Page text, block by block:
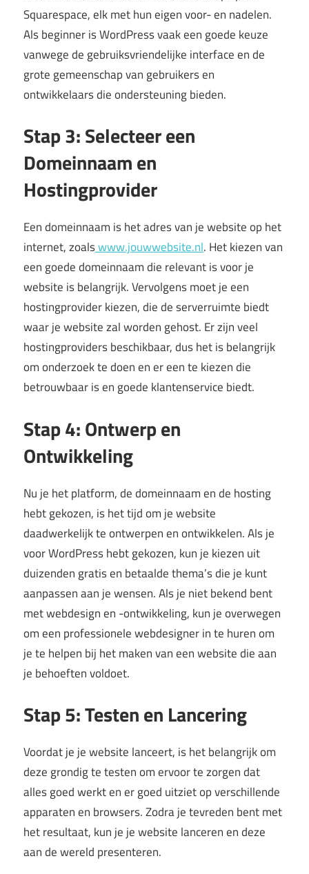
Squarespace, elk met hun eigen voor- en nadelen.
Als beginner is WordPress vaak een goede keuze
vanwege de gebruiksvriendelijke interface en de
grote gemeenschap van gebruikers en
ontwikkelaars die ondersteuning bieden.
Stap 3: Selecteer een
Domeinnaam en
Hostingprovider
Een domeinnaam is het adres van je website op het
internet, zoalswww.jouwwebsite.nl. Het kiezen van
een goede domeinnaam die relevant is voor je
website is belangrijk. Vervolgens moet je een
hostingprovider kiezen, die de serverruimte biedt
waar je website zal worden gehost. Er zijn veel
hostingproviders beschikbaar, dus het is belangrijk
om onderzoek te doen en er een te kiezen die
betrouwbaar is en goede klantenservice biedt.
Stap 4: Ontwerp en
Ontwikkeling
Nu je het platform, de domeinnaam en de hosting
hebt gekozen, is het tijd om je website
daadwerkelijk te ontwerpen en ontwikkelen. Als je
voor WordPress hebt gekozen, kun je kiezen uit
duizenden gratis en betaalde thema’s die je kunt
aanpassen aan je wensen. Als je niet bekend bent
met webdesign en -ontwikkeling, kun je overwegen
om een professionele webdesigner in te huren om
je te helpen bij het maken van een website die aan
je behoeften voldoet.
Stap 5: Testen en Lancering
Voordat je je website lanceert, is het belangrijk om
deze grondig te testen om ervoor te zorgen dat
alles goed werkt en er goed uitziet op verschillende
apparaten en browsers. Zodra je tevreden bent met
het resultaat, kun je je website lanceren en deze
aan de wereld presenteren.